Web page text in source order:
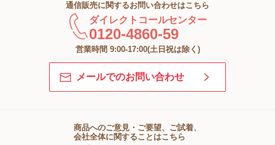
通信販売に関するお問い合わせはこちら
ダイレクトコールセンター
0120-4860-59
営業時間 9:00-17:00(土日祝は除く)
メールでのお問い合わせ
商品へのご意見・ご要望、ご試着、
会社全体に関することはこちら